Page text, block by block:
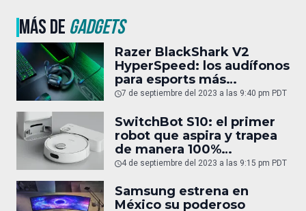
MÁS DE GADGETS
Razer BlackShark V2
HyperSpeed: los audífonos
para esports más
cómodos y ligeros del
7 de septiembre del 2023 a las 9:40 pm PDT
SwitchBot S10: el primer
robot que aspira y trapea
de manera 100%
autónoma
4 de septiembre del 2023 a las 9:15 pm PDT
Samsung estrena en
México su poderoso